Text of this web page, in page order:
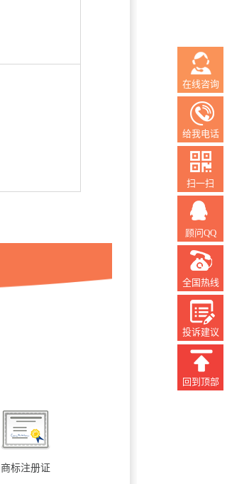
商标注册证
在线咨询
给我电话
扫一扫
顾问QQ
全国热线
投诉建议
回到顶部